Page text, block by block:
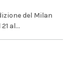
del Milan
al...